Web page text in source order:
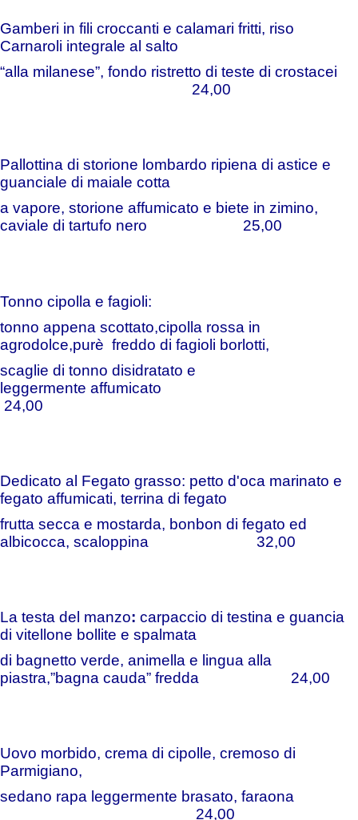
Gamberi in fili croccanti e calamari fritti, riso
Carnaroli integrale al salto
“alla milanese”, fondo ristretto di teste di crostacei
24,00
Pallottina di storione lombardo ripiena di astice e
guanciale di maiale cotta
a vapore, storione affumicato e biete in zimino,
caviale di tartufo nero 25,00
Tonno cipolla e fagioli:
tonno appena scottato,cipolla rossa in
agrodolce,purè freddo di fagioli borlotti,
scaglie di tonno disidratato e
leggermente affumicato
24,00
Dedicato al Fegato grasso: petto d'oca marinato e
fegato affumicati, terrina di fegato
frutta secca e mostarda, bonbon di fegato ed
albicocca, scaloppina 32,00
La testa del manzo: carpaccio di testina e guancia
di vitellone bollite e spalmata
di bagnetto verde, animella e lingua alla
piastra,”bagna cauda” fredda 24,00
Uovo morbido, crema di cipolle, cremoso di
Parmigiano,
sedano rapa leggermente brasato, faraona
24,00